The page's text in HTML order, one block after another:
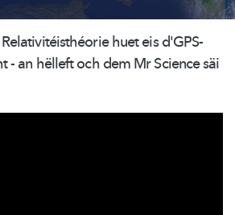
Relativitéisthéoriehuet eis d'GPS-
- an hëlleft och dem Mr Science säi